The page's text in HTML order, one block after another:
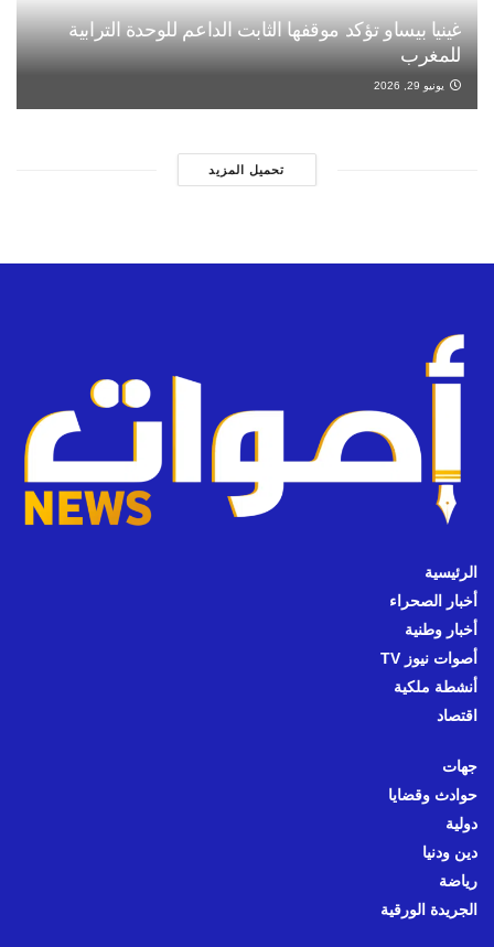
غينيا بيساو تؤكد موقفها الثابت الداعم للوحدة الترابية
للمغرب
يونيو 29, 2026
تحميل المزيد
الرئيسية
أخبار الصحراء
أخبار وطنية
أصوات نيوز TV
أنشطة ملكية
اقتصاد
جهات
حوادث وقضايا
دولية
دين ودنيا
رياضة
الجريدة الورقية